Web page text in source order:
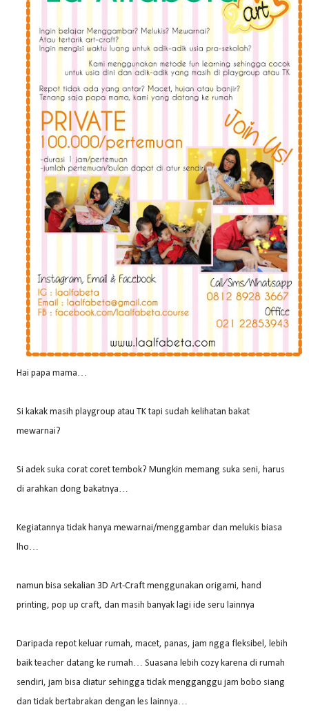
Hai papa mama…
Si kakak masih playgroup atau TK tapi sudah kelihatan bakat
mewarnai?
Si adek suka corat coret tembok? Mungkin memang suka seni, harus
di arahkan dong bakatnya…
Kegiatannya tidak hanya mewarnai/menggambar dan melukis biasa
lho…
namun bisa sekalian 3D Art-Craft menggunakan origami, hand
printing, pop up craft, dan masih banyak lagi ide seru lainnya
Daripada repot keluar rumah, macet, panas, jam ngga fleksibel, lebih
baik teacher datang ke rumah… Suasana lebih cozy karena di rumah
sendiri, jam bisa diatur sehingga tidak mengganggu jam bobo siang
dan tidak bertabrakan dengan les lainnya…